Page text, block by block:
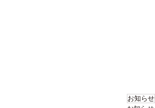
お知らせ